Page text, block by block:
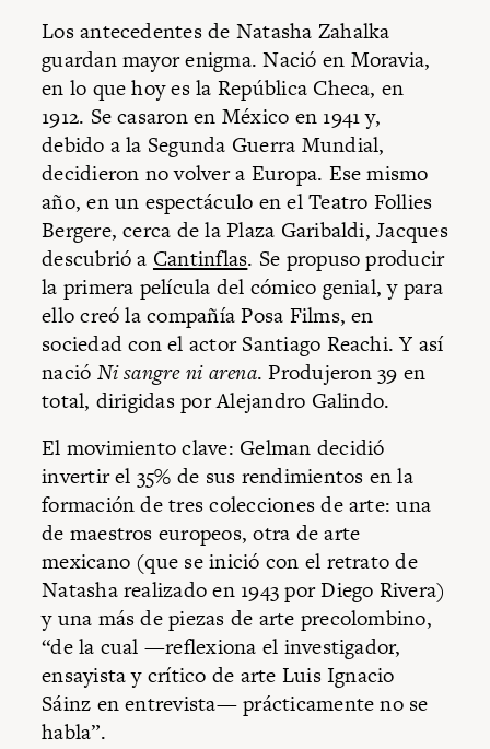
Los antecedentes de Natasha Zahalka
guardan mayor enigma. Nació en Moravia,
en lo que hoy es la República Checa, en
1912. Se casaron en México en 1941 y,
debido a la Segunda Guerra Mundial,
decidieron no volver a Europa. Ese mismo
año, en un espectáculo en el Teatro Follies
Bergere, cerca de la Plaza Garibaldi, Jacques
descubrió a Cantinflas. Se propuso producir
la primera película del cómico genial, y para
ello creó la compañía Posa Films, en
sociedad con el actor Santiago Reachi. Y así
nació Ni sangre ni arena. Produjeron 39 en
total, dirigidas por Alejandro Galindo.
El movimiento clave: Gelman decidió
invertir el 35% de sus rendimientos en la
formación de tres colecciones de arte: una
de maestros europeos, otra de arte
mexicano (que se inició con el retrato de
Natasha realizado en 1943 por Diego Rivera)
y una más de piezas de arte precolombino,
“de la cual —reflexiona el investigador,
ensayista y crítico de arte Luis Ignacio
Sáinz en entrevista— prácticamente no se
habla”.